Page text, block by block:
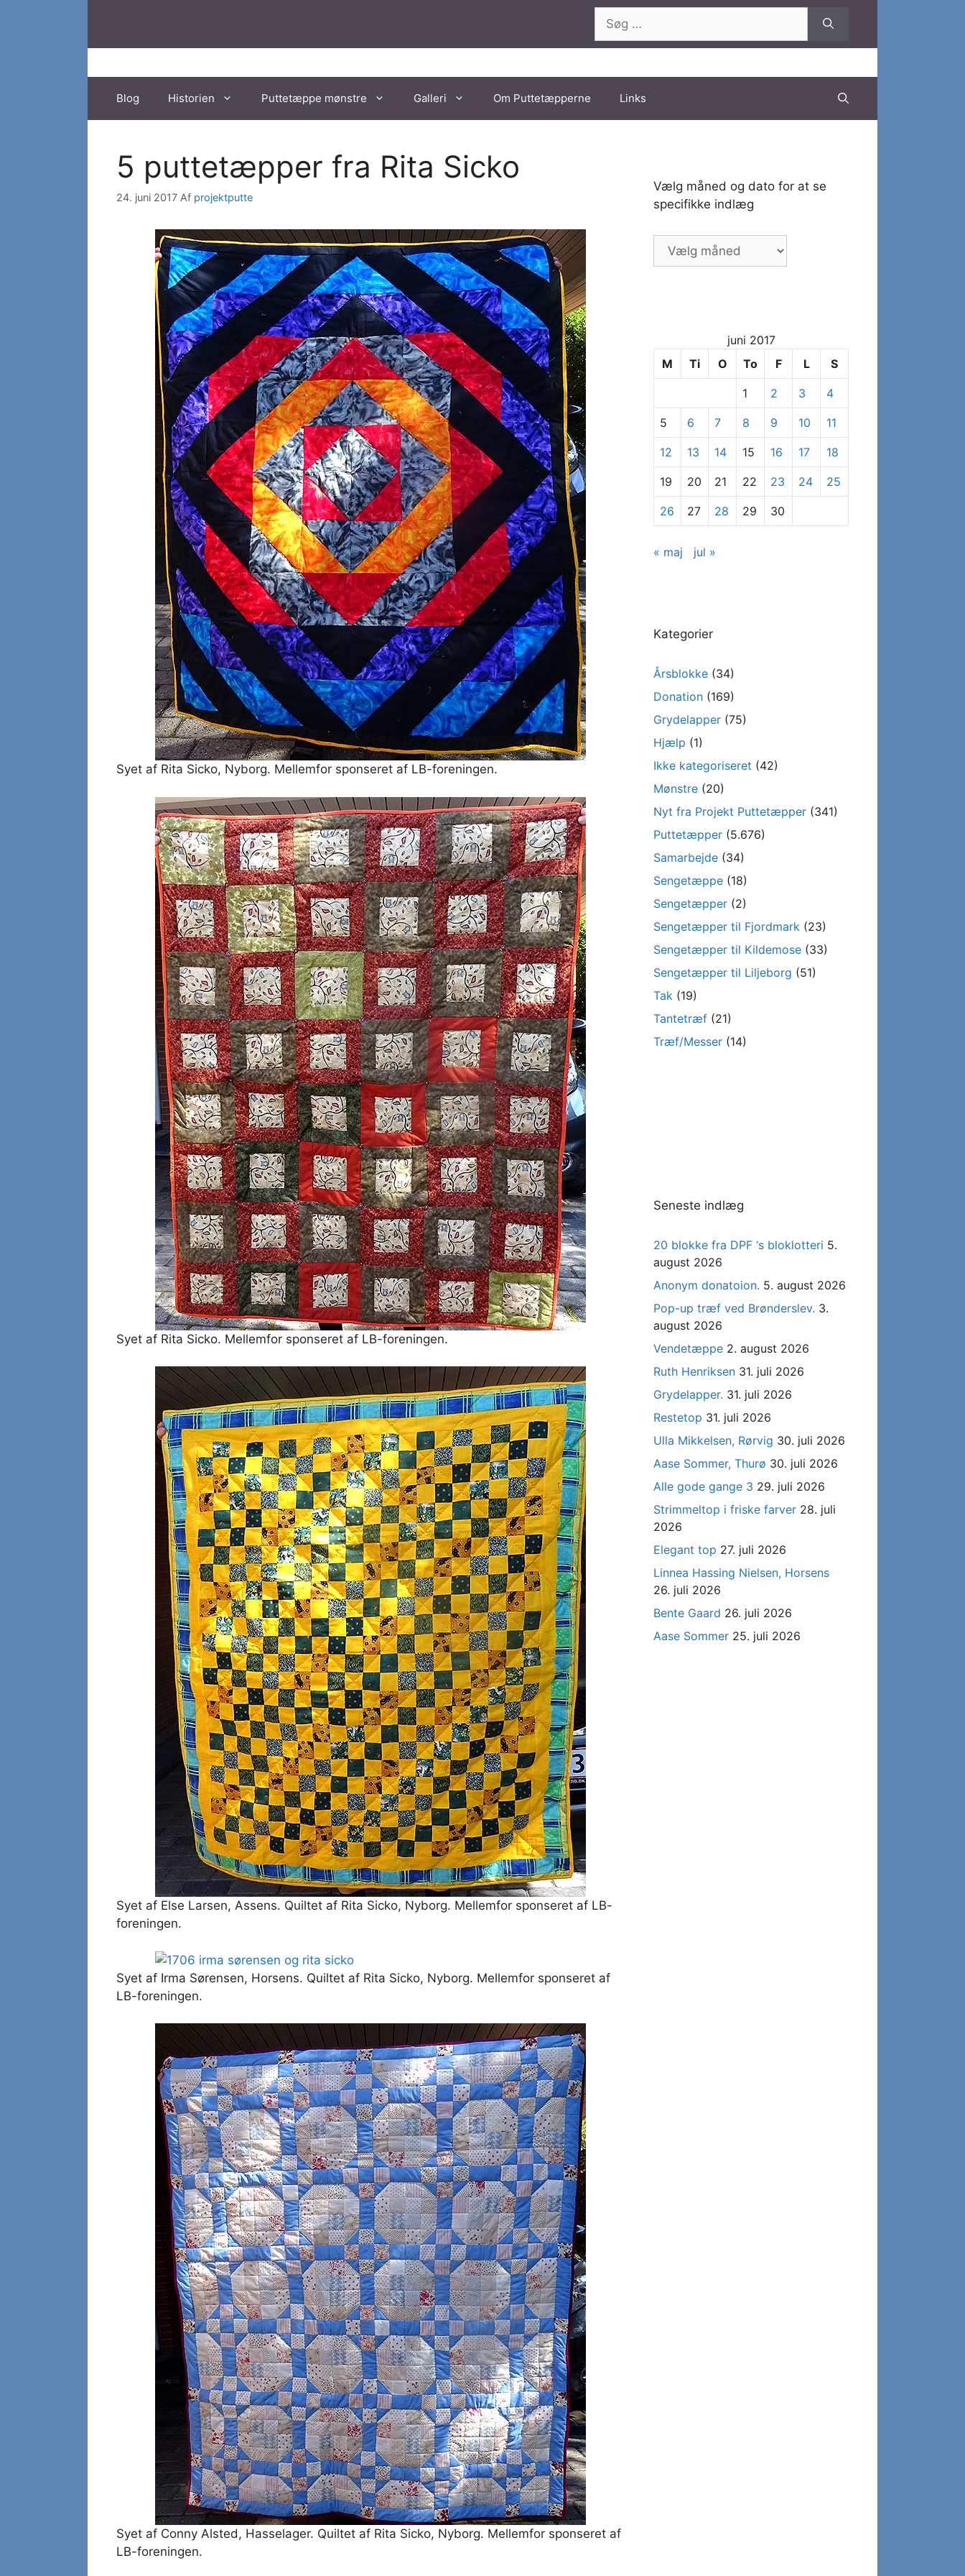
efter:
Blog Historien Puttetæppe mønstre Galleri Om Puttetæpperne Links
5 puttetæpper fra Rita Sicko
24. juni 2017 Af projektputte
Syet af Rita Sicko, Nyborg. Mellemfor sponseret af LB-foreningen.
Syet af Rita Sicko. Mellemfor sponseret af LB-foreningen.
Syet af Else Larsen, Assens. Quiltet af Rita Sicko, Nyborg. Mellemfor sponseret af LB-
foreningen.
Syet af Irma Sørensen, Horsens. Quiltet af Rita Sicko, Nyborg. Mellemfor sponseret af
LB-foreningen.
Syet af Conny Alsted, Hasselager. Quiltet af Rita Sicko, Nyborg. Mellemfor sponseret af
LB-foreningen.
Vælg måned og dato for at se
specifikke indlæg
Vælg
måned
se
specifikke
indlæg
juni 2017
M
Ti O To F L S
1 2 3 4
5 6 7 8 9 10 11
12 13 14 15 16 17 18
19 20 21 22 23 24 25
26 27 28 29 30
« maj jul »
Kategorier
Årsblokke (34)
Donation (169)
Grydelapper (75)
Hjælp (1)
Ikke kategoriseret (42)
Mønstre (20)
Nyt fra Projekt Puttetæpper (341)
Puttetæpper (5.676)
Samarbejde (34)
Sengetæppe (18)
Sengetæpper (2)
Sengetæpper til Fjordmark (23)
Sengetæpper til Kildemose (33)
Sengetæpper til Liljeborg (51)
Tak (19)
Tantetræf (21)
Træf/Messer (14)
Seneste indlæg
20 blokke fra DPF ‘s bloklotteri 5.
august 2026
Anonym donatoion. 5. august 2026
Pop-up træf ved Brønderslev. 3.
august 2026
Vendetæppe 2. august 2026
Ruth Henriksen 31. juli 2026
Grydelapper. 31. juli 2026
Restetop 31. juli 2026
Ulla Mikkelsen, Rørvig 30. juli 2026
Aase Sommer, Thurø 30. juli 2026
Alle gode gange 3 29. juli 2026
Strimmeltop i friske farver 28. juli
2026
Elegant top 27. juli 2026
Linnea Hassing Nielsen, Horsens
26. juli 2026
Bente Gaard 26. juli 2026
Aase Sommer 25. juli 2026